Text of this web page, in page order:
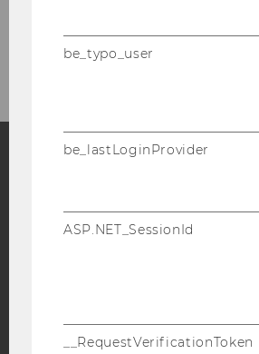
NPO-Forum:
be_typo_user
be_lastLoginProvider
ASP.NET_SessionId
__RequestVerificationToken